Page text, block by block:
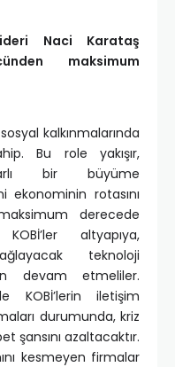
Naci Karataş
maksimum
kalkınmalarında
Bu role yakışır,
bir büyüme
rotasını
derecede
altyapıya,
teknoloji
devam etmeliler.
KOBİ’lerin iletişim
durumunda, kriz
şansını azaltacaktır.
kesmeyen firmalar